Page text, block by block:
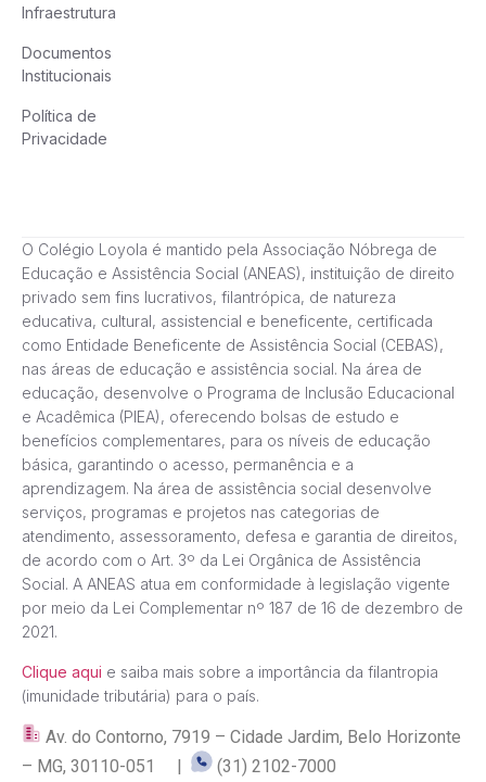
Infraestrutura
Documentos
Institucionais
Política de
Privacidade
O Colégio Loyola é mantido pela Associação Nóbrega de
Educação e Assistência Social (ANEAS), instituição de direito
privado sem fins lucrativos, filantrópica, de natureza
educativa, cultural, assistencial e beneficente, certificada
como Entidade Beneficente de Assistência Social (CEBAS),
nas áreas de educação e assistência social. Na área de
educação, desenvolve o Programa de Inclusão Educacional
e Acadêmica (PIEA), oferecendo bolsas de estudo e
benefícios complementares, para os níveis de educação
básica, garantindo o acesso, permanência e a
aprendizagem. Na área de assistência social desenvolve
serviços, programas e projetos nas categorias de
atendimento, assessoramento, defesa e garantia de direitos,
de acordo com o Art. 3º da Lei Orgânica de Assistência
Social. A ANEAS atua em conformidade à legislação vigente
por meio da Lei Complementar nº 187 de 16 de dezembro de
2021.
Clique aqui e saiba mais sobre a importância da filantropia
(imunidade tributária) para o país.
Av. do Contorno, 7919 – Cidade Jardim, Belo Horizonte
– MG, 30110-051 |
(31) 2102-7000